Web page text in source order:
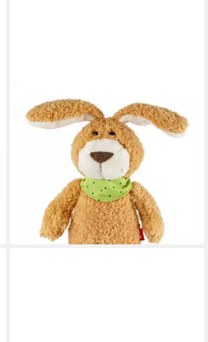
SIGIKID
Kuscheltier Hase Huberto
Hummeltal M für Babys und
Kinder (1-St)
ab 24,95 €
lieferbar - in 3-4 Werktagen bei dir